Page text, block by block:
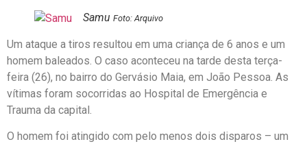
Samu Foto: Arquivo
Um ataque a tiros resultou em uma criança de 6 anos e um
homem baleados. O caso aconteceu na tarde desta terça-
feira (26), no bairro do Gervásio Maia, em João Pessoa. As
vítimas foram socorridas ao Hospital de Emergência e
Trauma da capital.
O homem foi atingido com pelo menos dois disparos – um